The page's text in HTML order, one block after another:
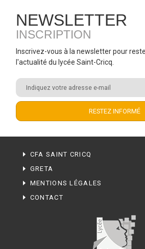
NEWSLETTER
INSCRIPTION
Inscrivez-vous à la newsletter pour
l'actualité du lycée Saint-Cricq.
CFA SAINT CRICQ
GRETA
MENTIONS LÉGALES
CONTACT